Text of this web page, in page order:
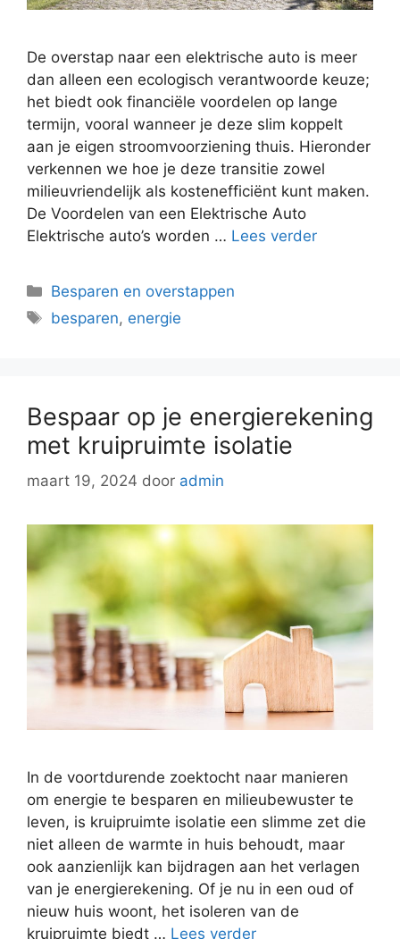
De overstap naar een elektrische auto is meer
dan alleen een ecologisch verantwoorde keuze;
het biedt ook financiële voordelen op lange
termijn, vooral wanneer je deze slim koppelt
aan je eigen stroomvoorziening thuis. Hieronder
verkennen we hoe je deze transitie zowel
milieuvriendelijk als kostenefficiënt kunt maken.
De Voordelen van een Elektrische Auto
Elektrische auto’s worden … Lees verder
Categorieën
Besparen en overstappen
Tags
besparen, energie
Bespaar op je energierekening
met kruipruimte isolatie
maart 19, 2024 door admin
In de voortdurende zoektocht naar manieren
om energie te besparen en milieubewuster te
leven, is kruipruimte isolatie een slimme zet die
niet alleen de warmte in huis behoudt, maar
ook aanzienlijk kan bijdragen aan het verlagen
van je energierekening. Of je nu in een oud of
nieuw huis woont, het isoleren van de
kruipruimte biedt … Lees verder